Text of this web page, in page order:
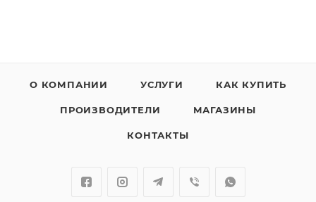
О КОМПАНИИ УСЛУГИ КАК КУПИТЬ
ПРОИЗВОДИТЕЛИ МАГАЗИНЫ
КОНТАКТЫ